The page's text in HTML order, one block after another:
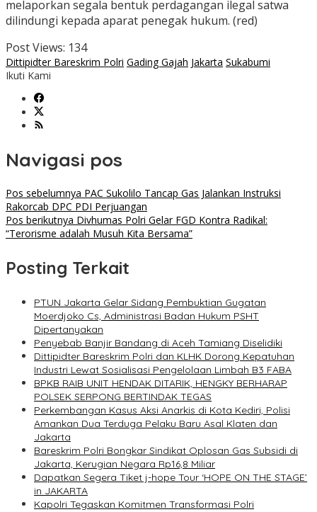
melaporkan segala bentuk perdagangan ilegal satwa
dilindungi kepada aparat penegak hukum. (red)
Post Views: 134
Dittipidter Bareskrim Polri Gading Gajah Jakarta Sukabumi
Ikuti Kami
Navigasi pos
Pos sebelumnya PAC Sukolilo Tancap Gas Jalankan Instruksi
Rakorcab DPC PDI Perjuangan
Pos berikutnya Divhumas Polri Gelar FGD Kontra Radikal:
“Terorisme adalah Musuh Kita Bersama”
Posting Terkait
PTUN Jakarta Gelar Sidang Pembuktian Gugatan
Moerdjoko Cs, Administrasi Badan Hukum PSHT
Dipertanyakan
Penyebab Banjir Bandang di Aceh Tamiang Diselidiki
Dittipidter Bareskrim Polri dan KLHK Dorong Kepatuhan
Industri Lewat Sosialisasi Pengelolaan Limbah B3 FABA
BPKB RAIB UNIT HENDAK DITARIK, HENGKY BERHARAP
POLSEK SERPONG BERTINDAK TEGAS
Perkembangan Kasus Aksi Anarkis di Kota Kediri, Polisi
Amankan Dua Terduga Pelaku Baru Asal Klaten dan
Jakarta
Bareskrim Polri Bongkar Sindikat Oplosan Gas Subsidi di
Jakarta, Kerugian Negara Rp16,8 Miliar
Dapatkan Segera Tiket j-hope Tour ‘HOPE ON THE STAGE’
in JAKARTA
Kapolri Tegaskan Komitmen Transformasi Polri